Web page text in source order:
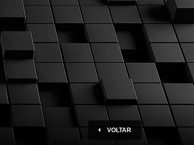
VOLTAR